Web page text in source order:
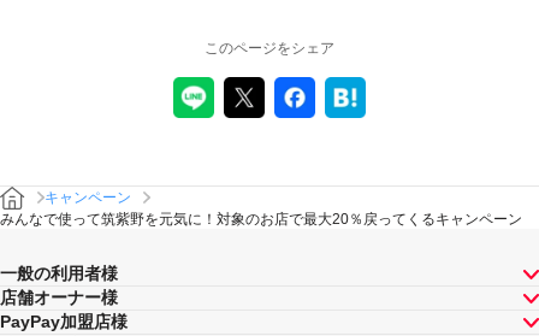
このページをシェア
キャンペーン
みんなで使って筑紫野を元気に！対象のお店で最大20％戻ってくるキャンペーン
一般の利用者様
店舗オーナー様
PayPay加盟店様